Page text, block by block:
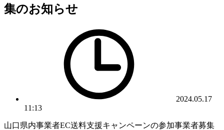
集のお知らせ
2024.05.17
11:13
山口県内事業者EC送料支援キャンペーンの参加事業者募集